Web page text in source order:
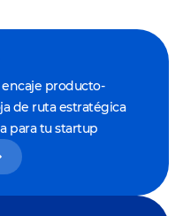
producto-
de ruta estratégica
para tu startup